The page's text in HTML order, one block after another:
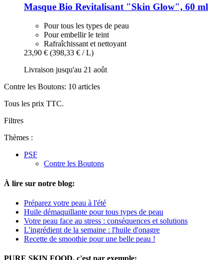
Masque Bio Revitalisant "Skin Glow", 60 ml
Pour tous les types de peau
Pour embellir le teint
Rafraîchissant et nettoyant
23,90 € (398,33 € / L)
Livraison jusqu'au 21 août
Contre les Boutons: 10 articles
Tous les prix TTC.
Filtres
Thèmes :
PSF
Contre les Boutons
À lire sur notre blog:
Préparez votre peau à l'été
Huile démaquillante pour tous types de peau
Votre peau face au stress : conséquences et solutions
L'ingrédient de la semaine : l'huile d'onagre
Recette de smoothie pour une belle peau !